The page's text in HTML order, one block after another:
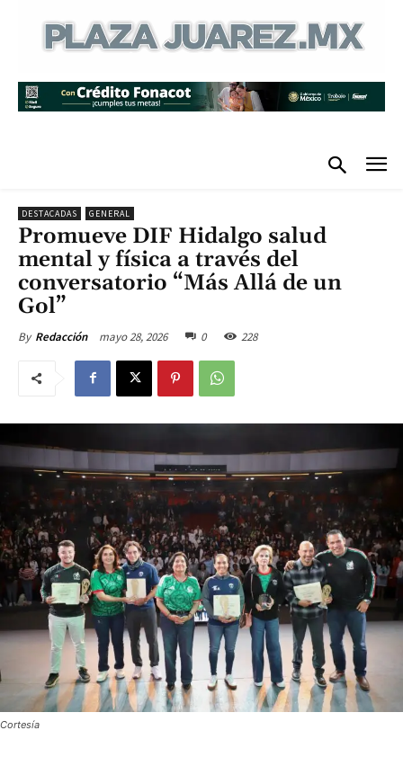
DESTACADAS GENERAL
Promueve DIF Hidalgo salud
mental y física a través del
conversatorio “Más Allá de un
Gol”
By Redacción mayo 28, 2026 0 228
Cortesía